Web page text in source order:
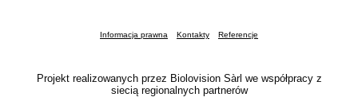
Informacja prawna Kontakty Referencje
Projekt realizowanych przez Biolovision Sàrl we współpracy z
siecią regionalnych partnerów